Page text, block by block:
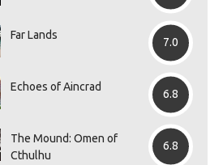
Far Lands
7.0
Echoes of Aincrad
6.8
The Mound: Omen of
Cthulhu
6.8